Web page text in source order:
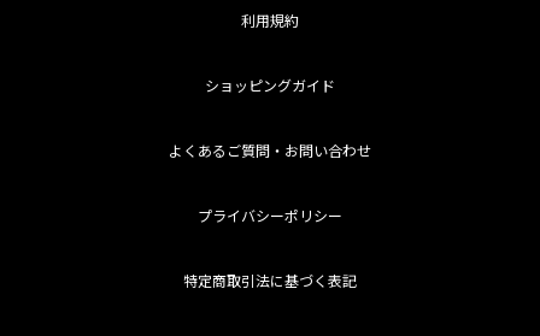
利用規約
ショッピングガイド
よくあるご質問・お問い合わせ
プライバシーポリシー
特定商取引法に基づく表記